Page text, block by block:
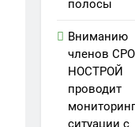
полосы
Вниманию
членов
НОСТРОЙ
проводит
мониторинг
ситуации с